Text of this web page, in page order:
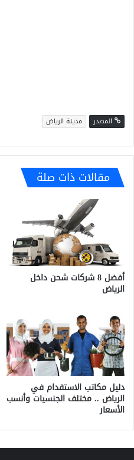
المصدر مدينة الرياض
مقالات ذات صلة
أفضل 8 شركات شحن داخل
الرياض
دليل مكاتب الاستقدام في
الرياض .. مختلف الجنسيات وأنسب
الأسعار